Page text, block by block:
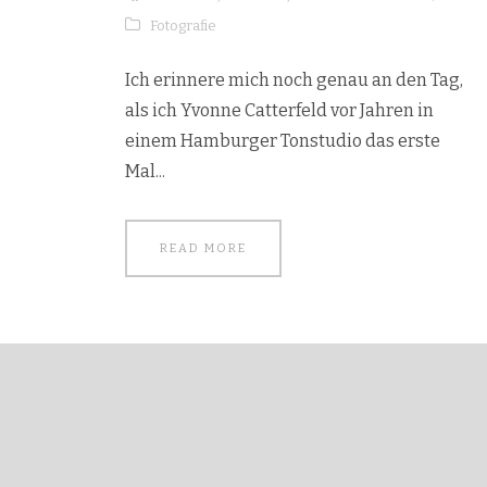
Fotografie
Ich erinnere mich noch genau an den Tag,
als ich Yvonne Catterfeld vor Jahren in
einem Hamburger Tonstudio das erste
Mal...
READ MORE